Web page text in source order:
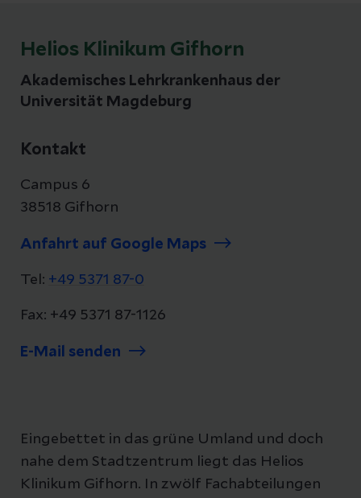
der Freiwilligen Feuerwehr Gamsen sowie ein
Aktivprogramm der Jugendfeuerwehr
Gamsen. Als Spezialgäste haben sich das VfL-
Helios-Maskottchen „Heli“ angekündigt.
Helios Klinikum Gifhorn
Akademisches Lehrkrankenhaus der
Universität Magdeburg
Kontakt
Campus 6
38518 Gifhorn
Anfahrt auf Google Maps
Tel: +49 5371 87-0
Fax: +49 5371 87-1126
E-Mail senden
Eingebettet in das grüne Umland und doch
nahe dem Stadtzentrum liegt das Helios
Klinikum Gifhorn. In zwölf Fachabteilungen